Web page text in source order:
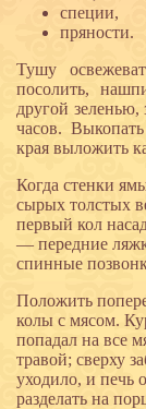
специи,
пряности.
Тушу
посолить,
другой
часов.
края выложить
Когда стенки
сырых толстых
первый кол
— передние
спинные
Положить
колы с мясом.
попадал на все
травой; сверху
уходило, и печь
разделать на